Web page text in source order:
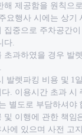
해 제공함을 원칙으
요행사 시에는 상기
집중으로 주차공간
다.
초과하였을 경우 발
발렛파킹 비용 및 1
. 이용시간 초과 시
별도로 부담하셔야
및 이행에 관한 책임
에 있으며 사전 고